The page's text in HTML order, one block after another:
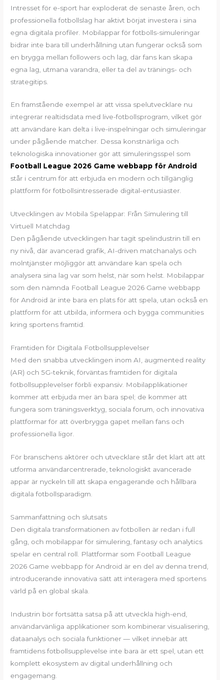
Intresset för e-sport har exploderat de senaste åren, och
professionella fotbollslag har aktivt börjat investera i sina
egna digitala profiler. Mobilappar för fotbolls-simuleringar
bidrar inte bara till underhållning utan fungerar också som
en brygga mellan followers och lag, där fans kan skapa
egna lag, utmana varandra, eller ta del av tränings- och
strategitips.
En framstående exempel är att vissa spelutvecklare nu
integrerar realtidsdata med live-fotbollsprogram, vilket gör
att användare kan delta i live-inspelningar och simuleringar
under pågående matcher. Dessa konstnärliga och
teknologiska innovationer gör att simuleringsspel som
Football League 2026 Game webbapp för Android
står i centrum för att erbjuda en modern och tillgänglig
plattform för fotbollsintresserade digital-entusiaster.
Utvecklingen av Mobila Spelappar: Från Simulering till
Virtuell Matchdag
Den pågående utvecklingen har tagit spelindustrin till en
ny nivå, där avancerad grafik, AI-driven matchanalys och
molntjänster möjliggör att användare kan spela och
analysera sina lag var som helst, när som helst. Mobilappar
som den nämnda Football League 2026 Game webbapp
för Android är inte bara en plats för att spela, utan också en
plattform för att utbilda, informera och bygga communities
kring sportens framtid.
Framtiden för Digitala Fotbollsupplevelser
Med den snabba utvecklingen inom AI, augmented reality
(AR) och 5G-teknik, förväntas framtiden för digitala
fotbollsupplevelser förbli expansiv. Mobilapplikationer
kommer att erbjuda mer än bara spel; de kommer att
fungera som träningsverktyg, sociala forum, och innovativa
plattformar för att överbrygga gapet mellan fans och
professionella ligor.
För branschens aktörer och utvecklare står det klart att att
utforma användarcentrerade, teknologiskt avancerade
appar är nyckeln till att skapa engagerande och hållbara
digitala fotbollsparadigm.
Sammanfattning och slutsats
Den digitala transformationen av fotbollen är redan i full
gång, och mobilappar för simulering, fantasy och analytics
spelar en central roll. Plattformar som Football League
2026 Game webbapp för Android är en del av denna trend,
introducerande innovativa sätt att interagera med sportens
värld på en global skala.
Industrin bör fortsätta satsa på att utveckla high-end,
användarvänliga applikationer som kombinerar visualisering,
dataanalys och sociala funktioner — vilket innebär att
framtidens fotbollsupplevelse inte bara är ett spel, utan ett
komplett ekosystem av digital underhållning och
engagemang.